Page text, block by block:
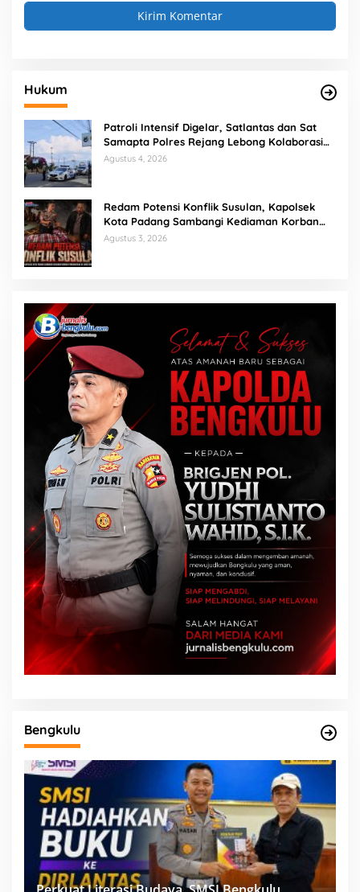
Hukum
Patroli Intensif Digelar, Satlantas dan Sat
Samapta Polres Rejang Lebong Kolaborasi
Berantas Balap Liar
Agustus 4, 2026
Redam Potensi Konflik Susulan, Kapolsek
Kota Padang Sambangi Kediaman Korban
Penganiayaan di Lubuk Mumpo
Agustus 3, 2026
Bengkulu